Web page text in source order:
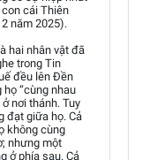
cái Thiên
năm 2025).
hai nhân vật đã
trong Tin
đều lên Đền
họ “cùng nhau
nơi thánh. Tuy
đạt giữa họ. Cả
không cùng
nhưng một
ở phía sau. Cả